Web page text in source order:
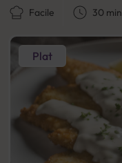
Plat
Facile 30 min